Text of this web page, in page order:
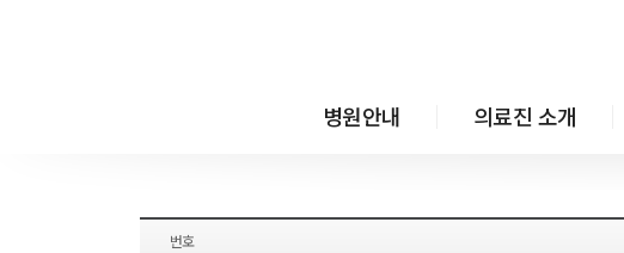
병원안내 의료진 소개
번호